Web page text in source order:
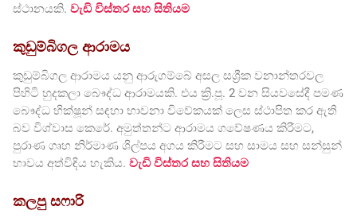
ස්ථානයකි. වැඩි විස්තර සහ සිතියම
කුඩුම්බිගල ආරාමය
කුඩුම්බිගල ආරාමය යනු ආරුගම්බේ අසල සශ්‍රීක වනාන්තරවල
පිහිටි හුදකලා බෞද්ධ ආරාමයකි. එය ක්‍රි.පූ. 2 වන සියවසේදී පමණ
බෞද්ධ භික්ෂූන් සඳහා භාවනා විවේකයක් ලෙස ස්ථාපිත කර ඇති
බව විශ්වාස කෙරේ. අමුත්තන්ට ආරාමය ගවේෂණය කිරීමට,
පුරාණ ගෘහ නිර්මාණ ශිල්පය අගය කිරීමට සහ සාමය සහ සන්සුන්
භාවය අත්විඳිය හැකිය. වැඩි විස්තර සහ සිතියම
කලපු සෆාරි